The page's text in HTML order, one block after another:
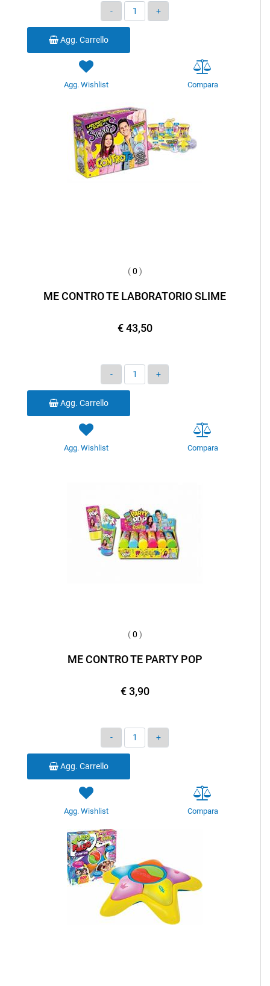
Quantità
Agg. Carrello
Agg. Wishlist Compara
(0 )
ME CONTRO TE LABORATORIO SLIME
€ 43,50
Quantità
Agg. Carrello
Agg. Wishlist Compara
(0 )
ME CONTRO TE PARTY POP
€ 3,90
Quantità
Agg. Carrello
Agg. Wishlist Compara